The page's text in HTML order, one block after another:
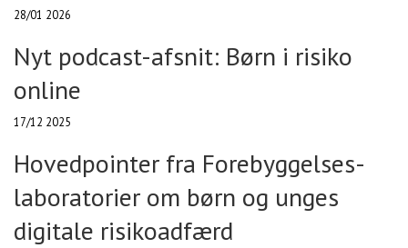
28/01 2026
Nyt podcast-afsnit: Børn i risiko
online
17/12 2025
Hovedpointer fra Forebyggelses-
laboratorier om børn og unges
digitale risikoadfærd